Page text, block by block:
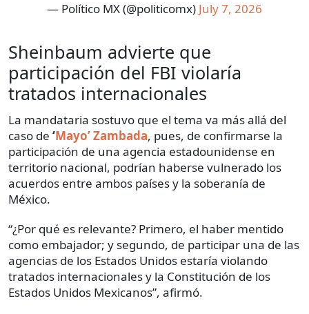
— Político MX (@politicomx) July 7, 2026
Sheinbaum advierte que
participación del FBI violaría
tratados internacionales
La mandataria sostuvo que el tema va más allá del
caso de ‘Mayo’ Zambada, pues, de confirmarse la
participación de una agencia estadounidense en
territorio nacional, podrían haberse vulnerado los
acuerdos entre ambos países y la soberanía de
México.
“¿Por qué es relevante? Primero, el haber mentido
como embajador; y segundo, de participar una de las
agencias de los Estados Unidos estaría violando
tratados internacionales y la Constitución de los
Estados Unidos Mexicanos”, afirmó.